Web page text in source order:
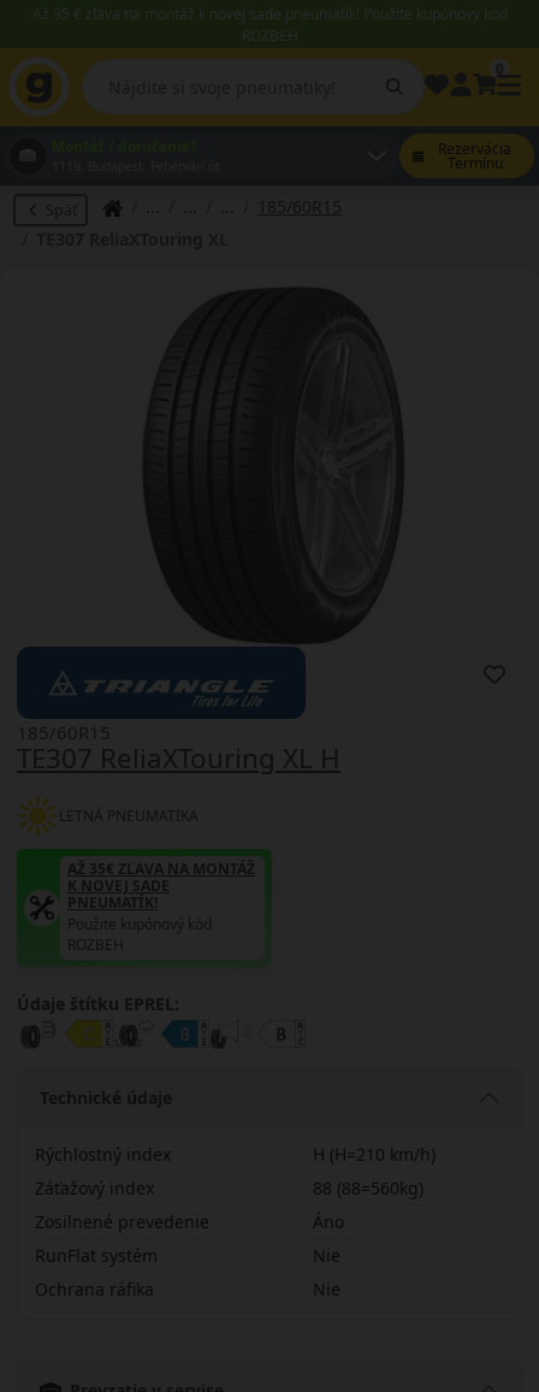
Až 35 € zľava na montáž k novej sade pneumatík! Použite kupónový kód
ROZBEH
Rezervácia
Termínu
Späť
185/60R15
TE307 ReliaXTouring XL H
185/60R15
LETNÁ PNEUMATIKA
AŽ 35€ ZĽAVA NA MONTÁŽ
K NOVEJ SADE
PNEUMATÍK!
Použite kupónový kód
ROZBEH
Údaje štítku EPREL:
Technické údaje
Rýchlostný index
H (H=210 km/h)
Záťažový index
88 (88=560kg)
Zosilnené prevedenie
Áno
RunFlat systém
Nie
Ochrana ráfika
Nie